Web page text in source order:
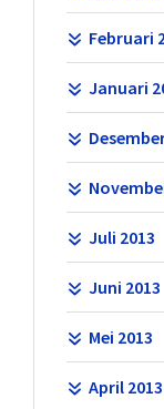
Februari
Januari
Juli 2013
Juni 2013
Mei 2013
April 2013